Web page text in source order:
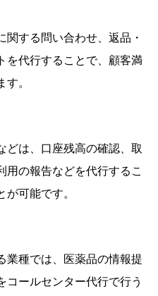
する問い合わせ、返品・
を代行することで、顧客満
。
どは、口座残高の確認、取
用の報告などを代行するこ
可能です。
業種では、医薬品の情報提
コールセンター代行で行う